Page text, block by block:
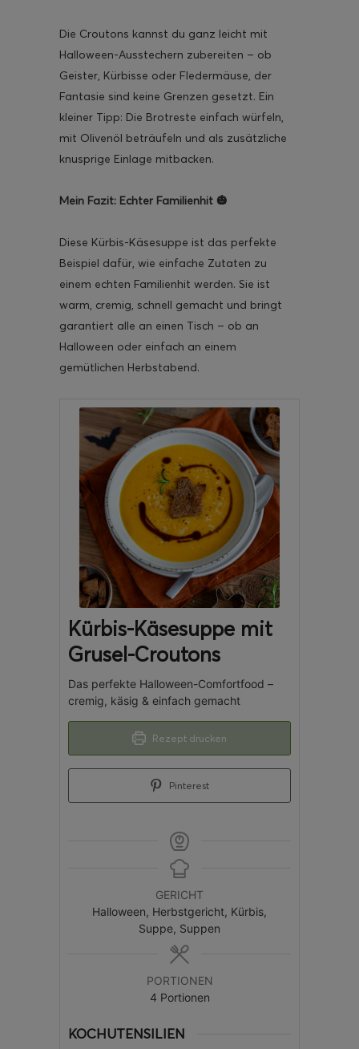
Die Croutons kannst du ganz leicht mit
Halloween-Ausstechern zubereiten – ob
Geister, Kürbisse oder Fledermäuse, der
Fantasie sind keine Grenzen gesetzt. Ein
kleiner Tipp: Die Brotreste einfach würfeln,
mit Olivenöl beträufeln und als zusätzliche
knusprige Einlage mitbacken.
Mein Fazit: Echter Familienhit 🎃
Diese Kürbis-Käsesuppe ist das perfekte
Beispiel dafür, wie einfache Zutaten zu
einem echten Familienhit werden. Sie ist
warm, cremig, schnell gemacht und bringt
garantiert alle an einen Tisch – ob an
Halloween oder einfach an einem
gemütlichen Herbstabend.
Kürbis-Käsesuppe mit
Grusel-Croutons
Das perfekte Halloween-Comfortfood –
cremig, käsig & einfach gemacht
Rezept drucken
Pinterest
GERICHT
Halloween, Herbstgericht, Kürbis,
Suppe, Suppen
PORTIONEN
4 Portionen
KOCHUTENSILIEN